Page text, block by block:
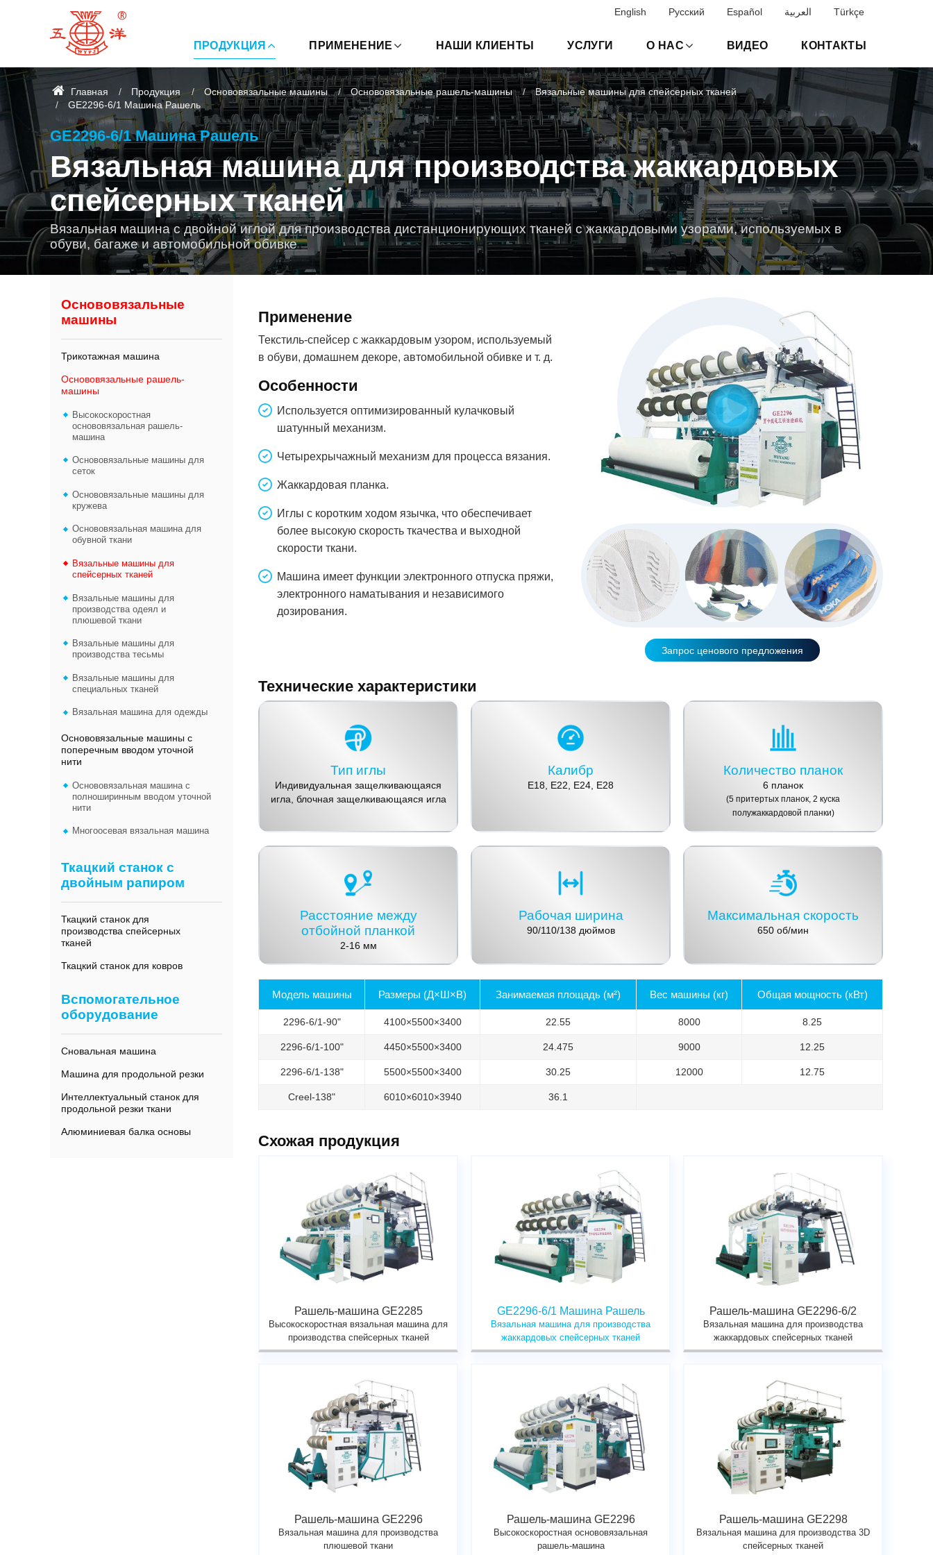
English Русский Español العربية Türkçe
ПРОДУКЦИЯ ПРИМЕНЕНИЕ НАШИ КЛИЕНТЫ УСЛУГИ О НАС ВИДЕО КОНТАКТЫ
Главная Продукция Основовязальные машины Основовязальные рашель-машины
Вязальные машины для спейсерных тканей
GE2296-6/1 Машина Рашель
GE2296-6/1 Машина Рашель
Вязальная машина для производства жаккардовых
спейсерных тканей
Вязальная машина с двойной иглой для производства дистанционирующих тканей с жаккардовыми узорами, используемых в
обуви, багаже ​​и автомобильной обивке
Запрос ценового предложения
Применение
Текстиль-спейсер с жаккардовым узором, используемый
в обуви, домашнем декоре, автомобильной обивке и т. д.
Особенности
Используется оптимизированный кулачковый
шатунный механизм.
Четырехрычажный механизм для процесса вязания.
Жаккардовая планка.
Иглы с коротким ходом язычка, что обеспечивает
более высокую скорость ткачества и выходной
скорости ткани.
Машина имеет функции электронного отпуска пряжи,
электронного наматывания и независимого
дозирования.
Технические характеристики
Тип иглы
Индивидуальная защелкивающаяся
игла, блочная защелкивающаяся игла
Калибр
E18, E22, E24, E28
Количество планок
6 планок
(5 притертых планок, 2 куска
полужаккардовой планки)
Расстояние между
отбойной планкой
2-16 мм
Рабочая ширина
90/110/138 дюймов
Максимальная скорость
650 об/мин
Модель машины Размеры (Д×Ш×В) Занимаемая площадь (м²) Вес машины (кг) Общая мощность (кВт)
2296-6/1-90" 4100×5500×3400 22.55 8000 8.25
2296-6/1-100" 4450×5500×3400 24.475 9000 12.25
2296-6/1-138" 5500×5500×3400 30.25 12000 12.75
Creel-138" 6010×6010×3940 36.1
Схожая продукция
Рашель-машина GE2285
Высокоскоростная вязальная машина для
производства спейсерных тканей
GE2296-6/1 Машина Рашель
Вязальная машина для производства
жаккардовых спейсерных тканей
Рашель-машина GE2296-6/2
Вязальная машина для производства
жаккардовых спейсерных тканей
Рашель-машина GE2296
Вязальная машина для производства
плюшевой ткани
Рашель-машина GE2296
Высокоскоростная основовязальная
рашель-машина
Рашель-машина GE2298
Вязальная машина для производства 3D
спейсерных тканей
Основовязальные
машины
Трикотажная машина
Основовязальные рашель-
машины
Высокоскоростная
основовязальная рашель-
машина
Основовязальные машины для
сеток
Основовязальные машины для
кружева
Основовязальная машина для
обувной ткани
Вязальные машины для
спейсерных тканей
Вязальные машины для
производства одеял и
плюшевой ткани
Вязальные машины для
производства тесьмы
Вязальные машины для
специальных тканей
Вязальная машина для одежды
Основовязальные машины с
поперечным вводом уточной
нити
Основовязальная машина с
полноширинным вводом уточной
нити
Многоосевая вязальная машина
Ткацкий станок с
двойным рапиром
Ткацкий станок для
производства спейсерных
тканей
Ткацкий станок для ковров
Вспомогательное
оборудование
Сновальная машина
Машина для продольной резки
Интеллектуальный станок для
продольной резки ткани
Алюминиевая балка основы